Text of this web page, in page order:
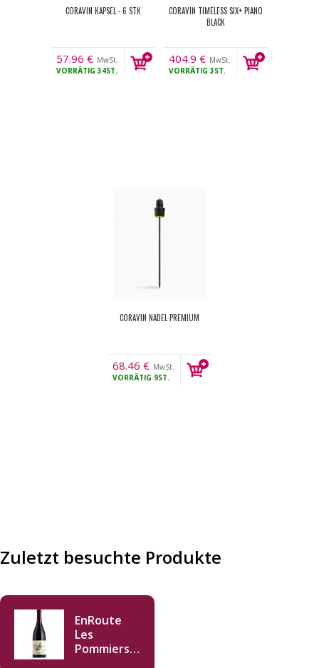
CORAVIN KAPSEL - 6 STK
57.96 € MwSt.
VORRÄTIG 34ST.
CORAVIN TIMELESS SIX+ PIANO
BLACK
404.9 € MwSt.
VORRÄTIG 3ST.
CORAVIN NADEL PREMIUM
68.46 € MwSt.
VORRÄTIG 9ST.
Zuletzt besuchte Produkte
EnRoute
Les
Pommiers